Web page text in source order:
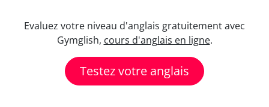
Evaluez votre niveau d'anglais gratuitement avec
Gymglish, cours d'anglais en ligne.
Testez votre anglais